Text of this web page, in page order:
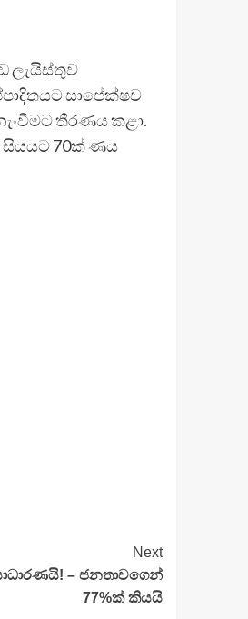
ලැයිස්තුව
සාපේක්ෂව
තීරණය කළා.
සියයට 70ක් ණය
Next
– ජනතාවගෙන්
77%ක් කියයි